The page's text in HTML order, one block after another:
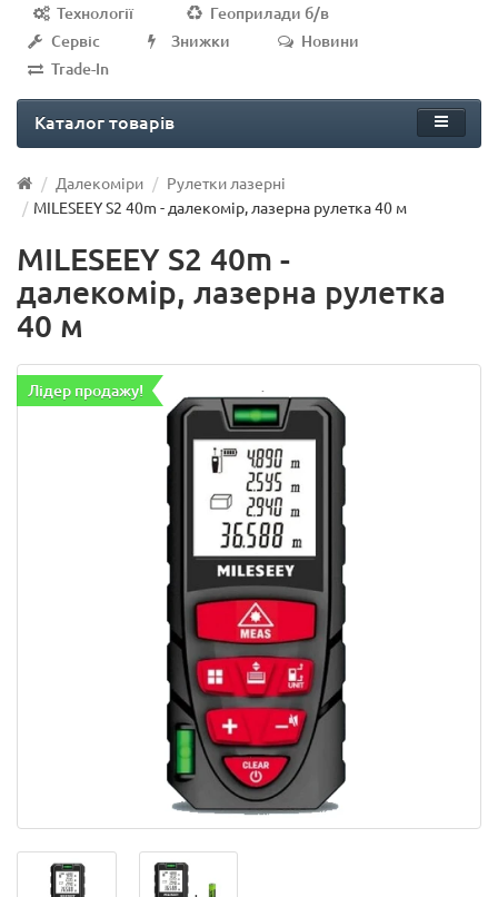
Технології
Геоприлади б/в
Сервіс
Знижки
Новини
Trade-In
Каталог товарів
Далекоміри
Рулетки лазерні
MILESEEY S2 40m - далекомір, лазерна рулетка 40 м
MILESEEY S2 40m -
далекомір, лазерна рулетка
40 м
Лідер продажу!